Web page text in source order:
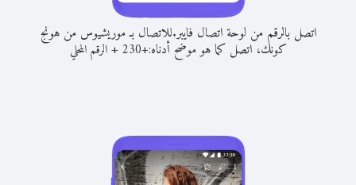
اتصل بالرقم من لوحة اتصال فايبر.للاتصال بـ موريشيوس من هونج
كونك، اتصل كما هو موضح أدناه:+
230
+الرقم المحلي